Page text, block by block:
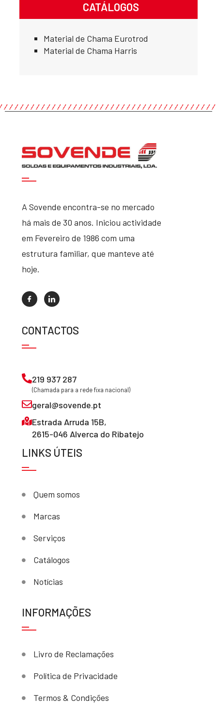
CATÁLOGOS
Material de Chama Eurotrod
Material de Chama Harris
A Sovende encontra-se no mercado
há mais de 30 anos. Iniciou actividade
em Fevereiro de 1986 com uma
estrutura familiar, que manteve até
hoje.
CONTACTOS
219 937 287
(Chamada para a rede fixa nacional)
geral@sovende.pt
Estrada Arruda 15B,
2615-046 Alverca do Ribatejo
LINKS ÚTEIS
Quem somos
Marcas
Serviços
Catálogos
Notícias
INFORMAÇÕES
Livro de Reclamações
Política de Privacidade
Termos & Condições